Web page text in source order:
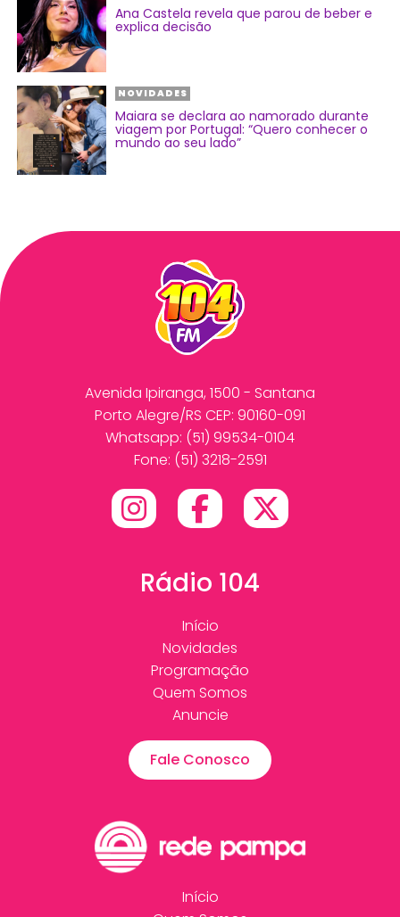
Ana Castela revela que parou de beber e
explica decisão
NOVIDADES
Maiara se declara ao namorado durante
viagem por Portugal: “Quero conhecer o
mundo ao seu lado”
Avenida Ipiranga, 1500 - Santana
Porto Alegre/RS CEP: 90160-091
Whatsapp: (51) 99534-0104
Fone: (51) 3218-2591
Rádio 104
Início
Novidades
Programação
Quem Somos
Anuncie
Fale Conosco
Início